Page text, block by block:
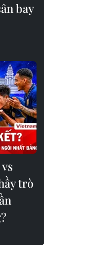
bay
trò